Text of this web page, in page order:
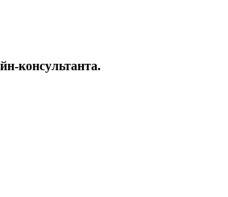
консультанта.